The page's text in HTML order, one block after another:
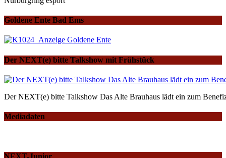
Goldene Ente Bad Ems
Der NEXT(e) bitte Talkshow mit Frühstück
Der NEXT(e) bitte Talkshow Das Alte Brauhaus lädt ein zum
Mediadaten
NEXT-Junior